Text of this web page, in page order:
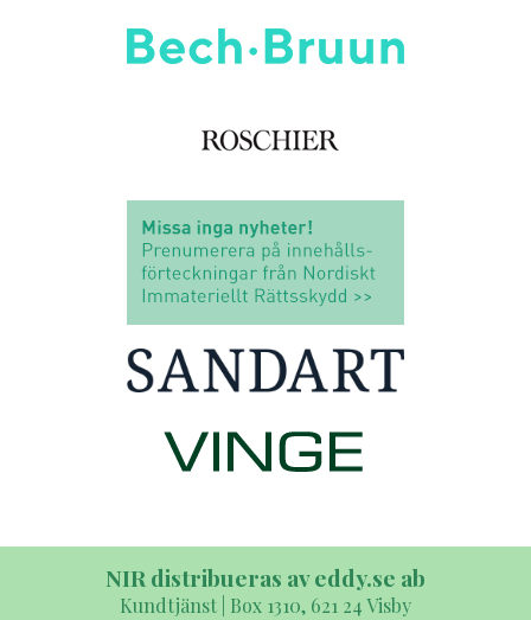
NIR distribueras av eddy.se ab
Kundtjänst | Box 1310, 621 24 Visby